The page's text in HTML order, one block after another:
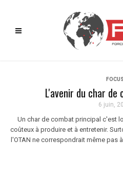
FOCUS
L'avenir du char
6 juin,
Un char de combat principal c'est
coûteux à produire et à entretenir.
l'OTAN ne correspondrait même pas